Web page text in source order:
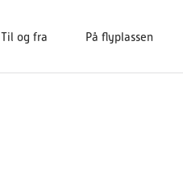
Til og fra På flyplassen